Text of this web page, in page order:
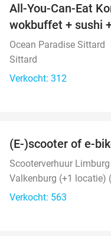
All-You-Can-Eat
wokbuffet + sushi
Ocean Paradise Sittard
Sittard
Verkocht: 312
(E-)scooter of e-
Scooterverhuur Limburg
Valkenburg (+1 locatie)
Verkocht: 563